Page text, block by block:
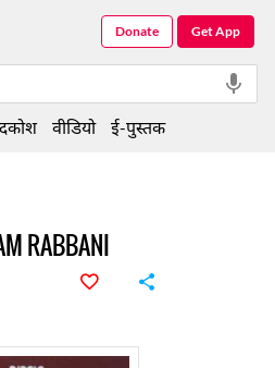
RABBANI
Get App
Donate
वीडियो ई-पुस्तक